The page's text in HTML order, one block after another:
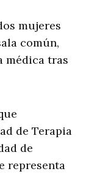
mujeres
común,
médica tras
de Terapia
de
representa